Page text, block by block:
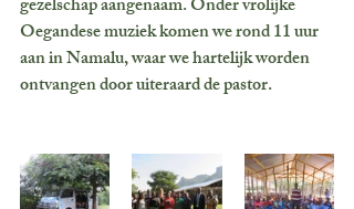
gezelschap aangenaam. Onder vrolijke
Oegandese muziek komen we rond 11 uur
aan in Namalu, waar we hartelijk worden
ontvangen door uiteraard de pastor.